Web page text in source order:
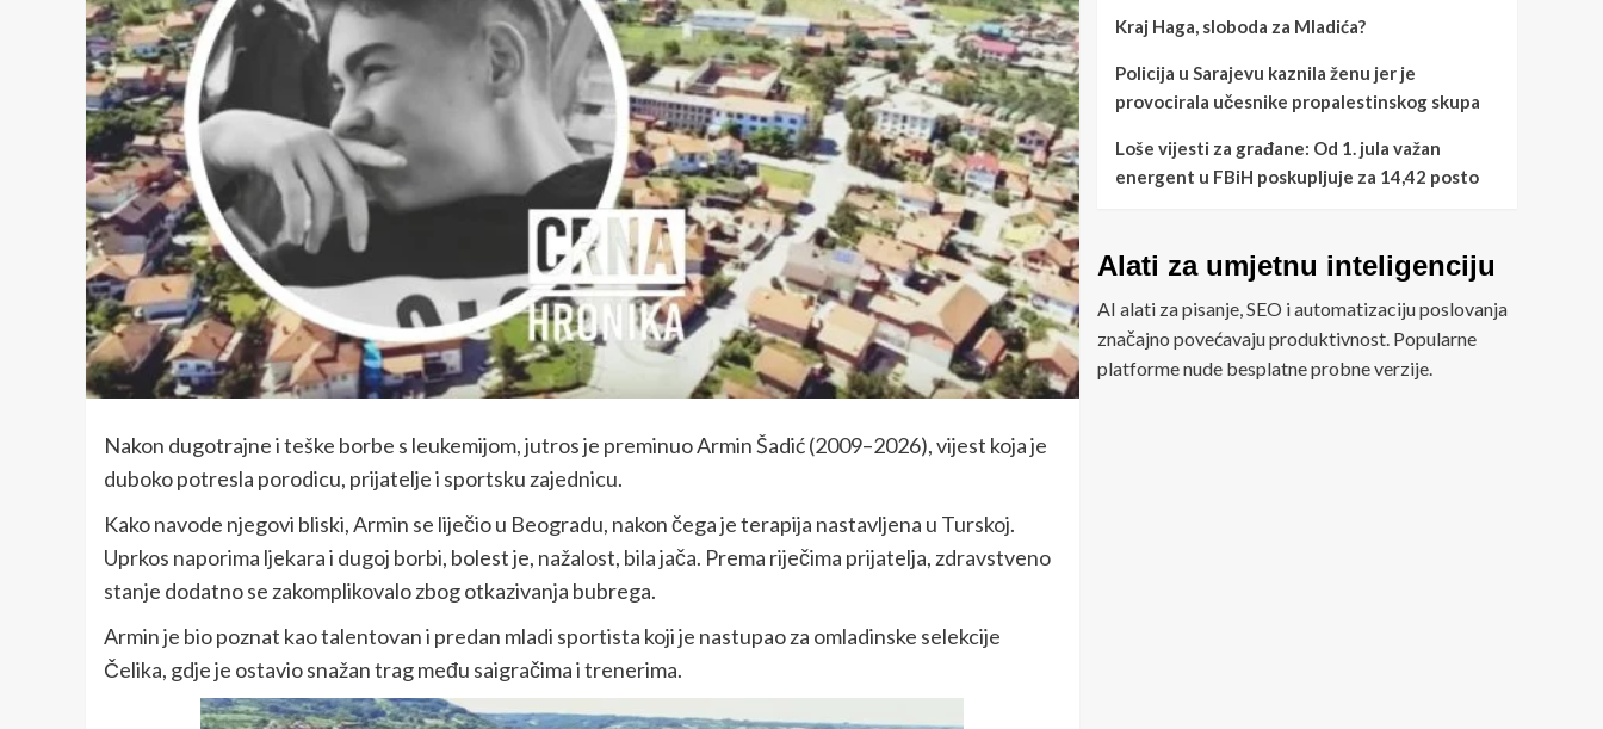
Nakon dugotrajne i teške borbe s leukemijom, jutros je preminuo Armin Šadić (2009–2026), vijest koja je
duboko potresla porodicu, prijatelje i sportsku zajednicu.
Kako navode njegovi bliski, Armin se liječio u Beogradu, nakon čega je terapija nastavljena u Turskoj.
Uprkos naporima ljekara i dugoj borbi, bolest je, nažalost, bila jača. Prema riječima prijatelja, zdravstveno
stanje dodatno se zakomplikovalo zbog otkazivanja bubrega.
Armin je bio poznat kao talentovan i predan mladi sportista koji je nastupao za omladinske selekcije
Čelika, gdje je ostavio snažan trag među saigračima i trenerima.
Kraj Haga, sloboda za Mladića?
Policija u Sarajevu kaznila ženu jer je
provocirala učesnike propalestinskog skupa
Loše vijesti za građane: Od 1. jula važan
energent u FBiH poskupljuje za 14,42 posto
Alati za umjetnu inteligenciju
AI alati za pisanje, SEO i automatizaciju poslovanja
značajno povećavaju produktivnost. Popularne
platforme nude besplatne probne verzije.